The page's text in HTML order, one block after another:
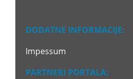
DODATNE INFORMACIJE:
Impessum
PARTNERI PORTALA: